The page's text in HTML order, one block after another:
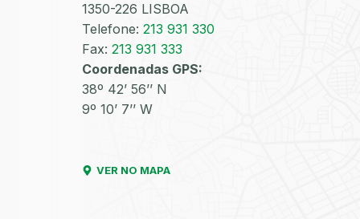
1350-226 LISBOA
Telefone: 213 931 330
Fax: 213 931 333
Coordenadas GPS:
38º 42’ 56’’ N
9º 10’ 7’’ W
VER NO MAPA